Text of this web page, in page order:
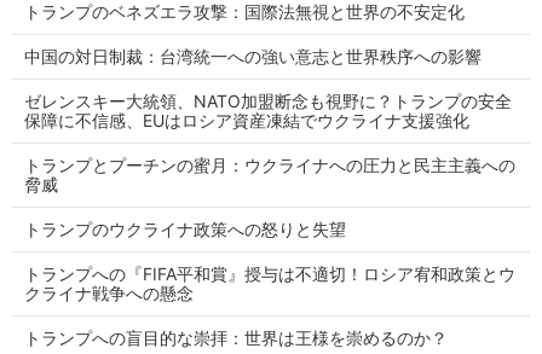
トランプのベネズエラ攻撃：国際法無視と世界の不安定化
中国の対日制裁：台湾統一への強い意志と世界秩序への影響
ゼレンスキー大統領、NATO加盟断念も視野に？トランプの安全
保障に不信感、EUはロシア資産凍結でウクライナ支援強化
トランプとプーチンの蜜月：ウクライナへの圧力と民主主義への
脅威
トランプのウクライナ政策への怒りと失望
トランプへの『FIFA平和賞』授与は不適切！ロシア宥和政策とウ
クライナ戦争への懸念
トランプへの盲目的な崇拝：世界は王様を崇めるのか？